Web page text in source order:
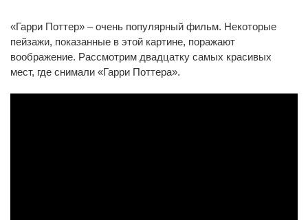
«Гарри Поттер» – очень популярный фильм. Некоторые
пейзажи, показанные в этой картине, поражают
воображение. Рассмотрим двадцатку самых красивых
мест, где снимали «Гарри Поттера».